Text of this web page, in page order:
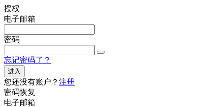
授权
电子邮箱
密码
忘记密码了？
进入
您还没有账户？ 注册
密码恢复
电子邮箱